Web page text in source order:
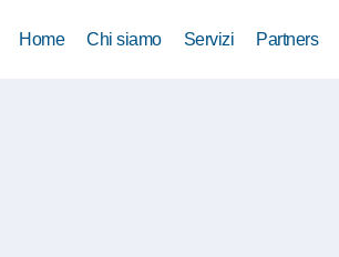
Home Chi siamo Servizi Partners